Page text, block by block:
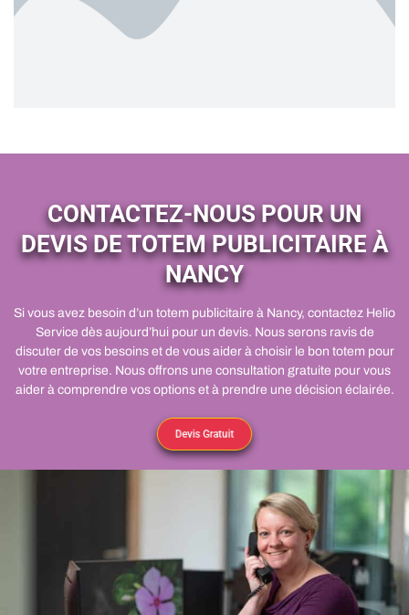
CONTACTEZ-NOUS POUR UN
DEVIS DE TOTEM PUBLICITAIRE À
NANCY
Si vous avez besoin d’un totem publicitaire à Nancy, contactez Helio
Service dès aujourd’hui pour un devis. Nous serons ravis de
discuter de vos besoins et de vous aider à choisir le bon totem pour
votre entreprise. Nous offrons une consultation gratuite pour vous
aider à comprendre vos options et à prendre une décision éclairée.
Devis Gratuit